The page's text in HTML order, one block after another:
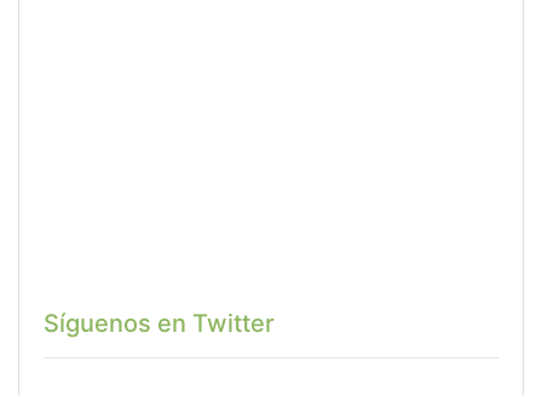
Síguenos en Twitter